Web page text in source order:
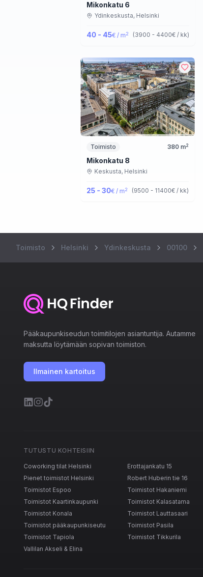
Mikonkatu 6
Ydinkeskusta, Helsinki
40 - 45€ / m2 (3900 - 4400€ / kk)
Toimisto 380 m2
Mikonkatu 8
Keskusta, Helsinki
25 - 30€ / m2 (9500 - 11400€ / kk)
Toimisto Helsinki Ydinkeskusta 00100
Pääkaupunkiseudun toimitilojen asiantuntija. Autamme
maksutta löytämään sopivan toimiston.
Ilmainen kartoitus
TUTUSTU KOHTEISIIN
Coworking tilat Helsinki Erottajankatu 15
Pienet toimistot Helsinki
Robert Huberin tie 16
Toimistot Espoo
Toimistot Hakaniemi
Toimistot Kaartinkaupunki
Toimistot Kalasatama
Toimistot Konala
Toimistot Lauttasaari
Toimistot pääkaupunkiseutu
Toimistot Pasila
Toimistot Tapiola
Toimistot Tikkurila
Vallilan Akseli & Elina